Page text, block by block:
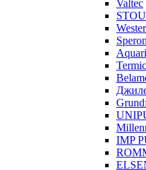
Valtec
Wester
IMP